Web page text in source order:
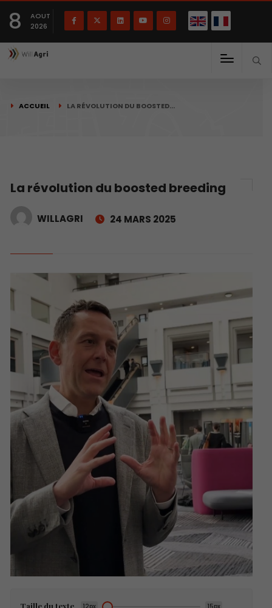
8
AOUT
2026
ACCUEIL LA RÉVOLUTION DU BOOSTED…
La révolution du boosted breeding
WILLAGRI 24 MARS 2025
Taille du texte
Français English(English)